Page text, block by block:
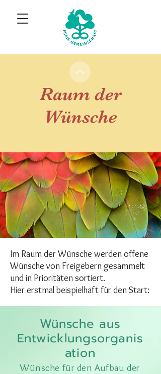
Raum der
Wünsche
Im Raum der Wünsche werden offene
Wünsche von Freigebern gesammelt
und in Prioritäten sortiert.
Hier erstmal beispielhaft für den Start:
Wünsche aus
Entwicklungsorganis
ation
Wünsche für den Aufbau der